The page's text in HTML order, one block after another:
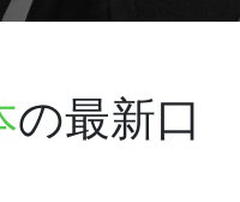
の最新口